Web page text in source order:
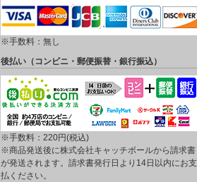
※手数料：無し
後払い（コンビニ・郵便振替・銀行振込）
※手数料：220円(税込)
※商品発送後に株式会社キャッチボールから請求書
が発送されます。請求書発行日より14日以内にお支
払ください。